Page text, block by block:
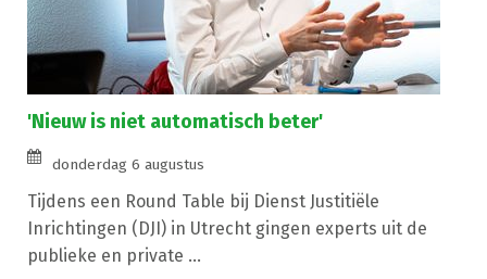
'Nieuw is niet automatisch beter'
donderdag 6 augustus
Tijdens een Round Table bij Dienst Justitiële
Inrichtingen (DJI) in Utrecht gingen experts uit de
publieke en private ...